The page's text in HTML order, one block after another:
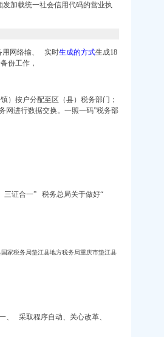
加载统一社会信用代码的营业执
用网络输、 实时生成的方式生成18
份工作，
）按户分配至区（县）税务部门；
网进行数据交换。一照一码”税务部
三证合一” 税务总局关于做好“
家税务局垫江县地方税务局重庆市垫江县
、 采取程序自动、关心改革、